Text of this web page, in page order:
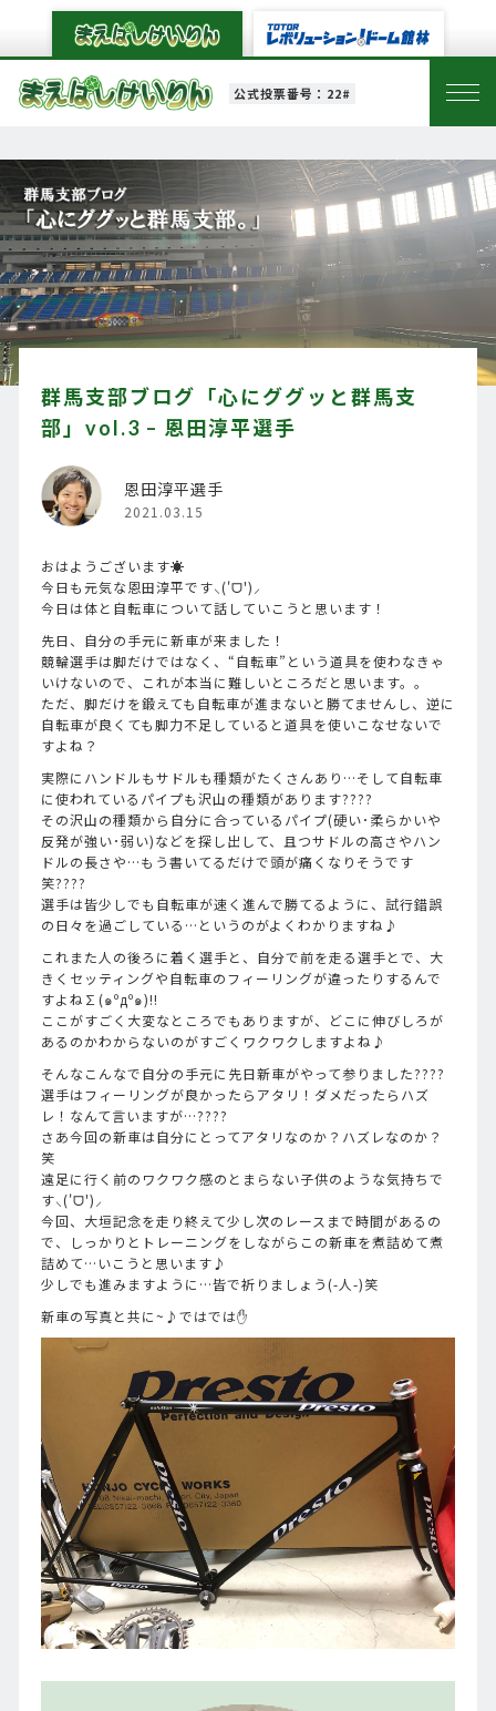
公式投票番号：22#
群馬支部ブログ「心にググッと群馬支
部」vol.3 – 恩田淳平選手
恩田淳平選手
2021.03.15
おはようございます☀️
今日も元気な恩田淳平です⸜('ᗜ')⸝
今日は体と自転車について話していこうと思います！
先日、自分の手元に新車が来ました！
競輪選手は脚だけではなく、“自転車”という道具を使わなきゃ
いけないので、これが本当に難しいところだと思います。。
ただ、脚だけを鍛えても自転車が進まないと勝てませんし、逆に
自転車が良くても脚力不足していると道具を使いこなせないで
すよね？
実際にハンドルもサドルも種類がたくさんあり…そして自転車
に使われているパイプも沢山の種類があります????
その沢山の種類から自分に合っているパイプ(硬い･柔らかいや
反発が強い･弱い)などを探し出して、且つサドルの高さやハン
ドルの長さや…もう書いてるだけで頭が痛くなりそうです
笑????
選手は皆少しでも自転車が速く進んで勝てるように、試行錯誤
の日々を過ごしている…というのがよくわかりますね♪
これまた人の後ろに着く選手と、自分で前を走る選手とで、大
きくセッティングや自転車のフィーリングが違ったりするんで
すよね∑(๑ºдº๑)!!
ここがすごく大変なところでもありますが、どこに伸びしろが
あるのかわからないのがすごくワクワクしますよね♪
そんなこんなで自分の手元に先日新車がやって参りました????
選手はフィーリングが良かったらアタリ！ダメだったらハズ
レ！なんて言いますが…????
さあ今回の新車は自分にとってアタリなのか？ハズレなのか？
笑
遠足に行く前のワクワク感のとまらない子供のような気持ちで
す⸜('ᗜ')⸝
今回、大垣記念を走り終えて少し次のレースまで時間があるの
で、しっかりとトレーニングをしながらこの新車を煮詰めて煮
詰めて…いこうと思います♪
少しでも進みますように…皆で祈りましょう(-人-)笑
新車の写真と共に~♪ではでは✋️